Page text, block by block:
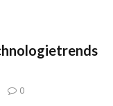
0